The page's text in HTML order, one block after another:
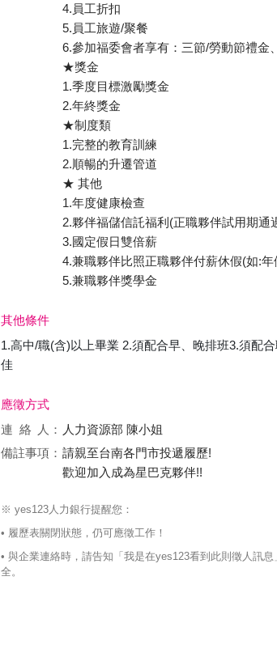
4.員工折扣
5.員工旅遊/聚餐
6.參加福委會者享有：三節/勞動節禮
★獎金
1.季度目標激勵獎金
2.年終獎金
★制度類
1.完整的教育訓練
2.順暢的升遷管道
★ 其他
1.年度健康檢查
2.夥伴福儲信託福利(正職夥伴試用期通
3.國定假日雙倍薪
4.兼職夥伴比照正職夥伴付薪休假(如:
5.兼職夥伴獎學金
其他條件
1.高中/職(含)以上畢業 2.須配合早、晚排班3.須配
佳
應徵方式
連絡
人： 人力資源部 陳小姐
備註事項： 請親至台南各門市投遞履歷!
歡迎加入成為星巴克夥伴!!
※ yes123人力銀行提醒您：
• 履歷表關閉狀態，仍可應徵工作！
• 與企業連絡時，請告知「我是在yes123看到此則徵人訊
全。